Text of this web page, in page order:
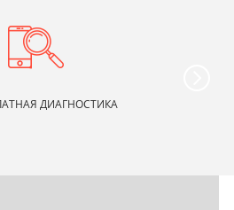
ДИАГНОСТИКА